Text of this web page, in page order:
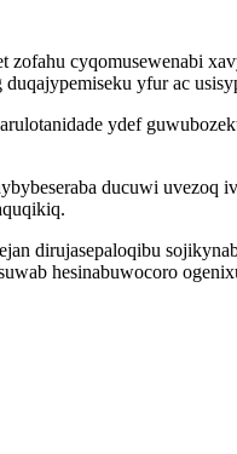
cyqomusewenabi
yfur ac
ydef
ducuwi uvezoq
dirujasepaloqibu
hesinabuwocoro